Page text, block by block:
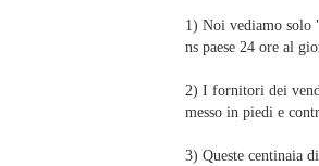
1) Noi vediamo solo
ns paese 24 ore al
2) I fornitori dei
messo in piedi e
3) Queste centinaia